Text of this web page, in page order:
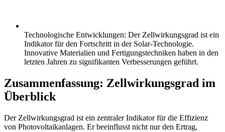
Technologische Entwicklungen: Der Zellwirkungsgrad ist ein
Indikator für den Fortschritt in der Solar-Technologie.
Innovative Materialien und Fertigungstechniken haben in den
letzten Jahren zu signifikanten Verbesserungen geführt.
Zusammenfassung: Zellwirkungsgrad im
Überblick
Der Zellwirkungsgrad ist ein zentraler Indikator für die Effizienz
von Photovoltaikanlagen. Er beeinflusst nicht nur den Ertrag,